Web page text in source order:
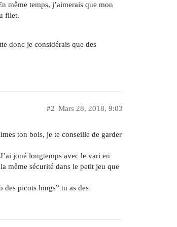
même temps, j’aimerais que mon
filet.
donc je considérais que des
Mars 28, 2018, 9:03
#2
ton bois, je te conseille de garder
joué longtemps avec le vari en
même sécurité dans le petit jeu que
des picots longs” tu as des